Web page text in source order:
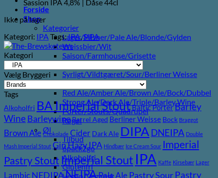
Forside
Shop
Kategorier
Lager/Pilsner/Pale Ale/Blonde/Gylden
Weissbier/Wit
Saison/Farmhouse/Grisette
Syrligt/Vildtgæret/Sour/Berliner Weisse
Mjød/Melomel/Braggot
Red Ale/Amber Ale/Brown Ale/Bock/Dubbel
Strong Ale/Dark Ale/Triple/Barley Wine
Porter/Stouts/Quadrupel
Røgøl
Øl
Tilbud
6pack2go
Alkoholfri
Glutenfri
Vegan/Vegansk
Sassion IPA 4,8% | Dåse 44cl
Ikke på lager
Kategori: IPA Tags:IPA,SIPA
Kategori
Vælg Bryggeri
Tags
Alkoholfri BA Imperial StoutBaltic PorterBarley
Wine BarleywineBarrel Aged Berliner Weisse Bock Braggot
Brown Ale Chokolade Cider Dark Ale DIPA DNEIPA Double
Mash Imperial Stout GinHazy IPA Hindbær Ice Cream Sour Imperial
Pastry Stout Imperial Stout IPA Kaffe Kirsebær Lager
Lambic NEDIPANEIPAPale Ale Pastry Sour Pastry